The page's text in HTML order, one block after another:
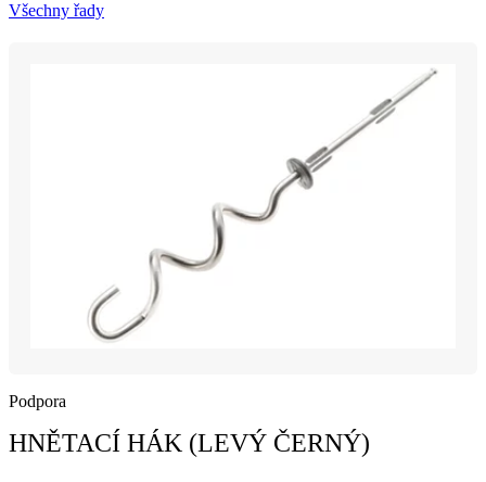
Všechny řady
Podpora
HNĚTACÍ HÁK (LEVÝ ČERNÝ)